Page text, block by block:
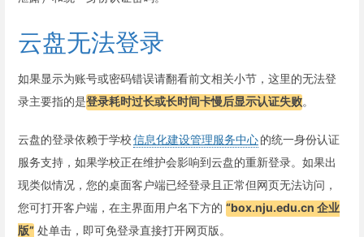
云盘无法登录
如果显示为账号或密码错误请翻看前文相关小节，这里的无法登
录主要指的是登录耗时过长或长时间卡慢后显示认证失败。
云盘的登录依赖于学校信息化建设管理服务中心的统一身份认证
服务支持，如果学校正在维护会影响到云盘的重新登录。如果出
现类似情况，您的桌面客户端已经登录且正常但网页无法访问，
您可打开客户端，在主界面用户名下方的 “box.nju.edu.cn 企业
版” 处单击，即可免登录直接打开网页版。